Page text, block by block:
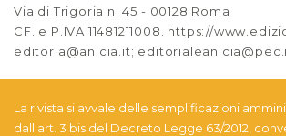
Anno XIII, Numero 1
2021
Anno XII, Numero 4
Via di Trigoria n. 45 - 00128 Roma
CF. e P.IVA 11481211008. https://
editoria@anicia.it;
La rivista si avvale delle semplificazioni
dall'art. 3 bis del Decreto Legge 63/2012,